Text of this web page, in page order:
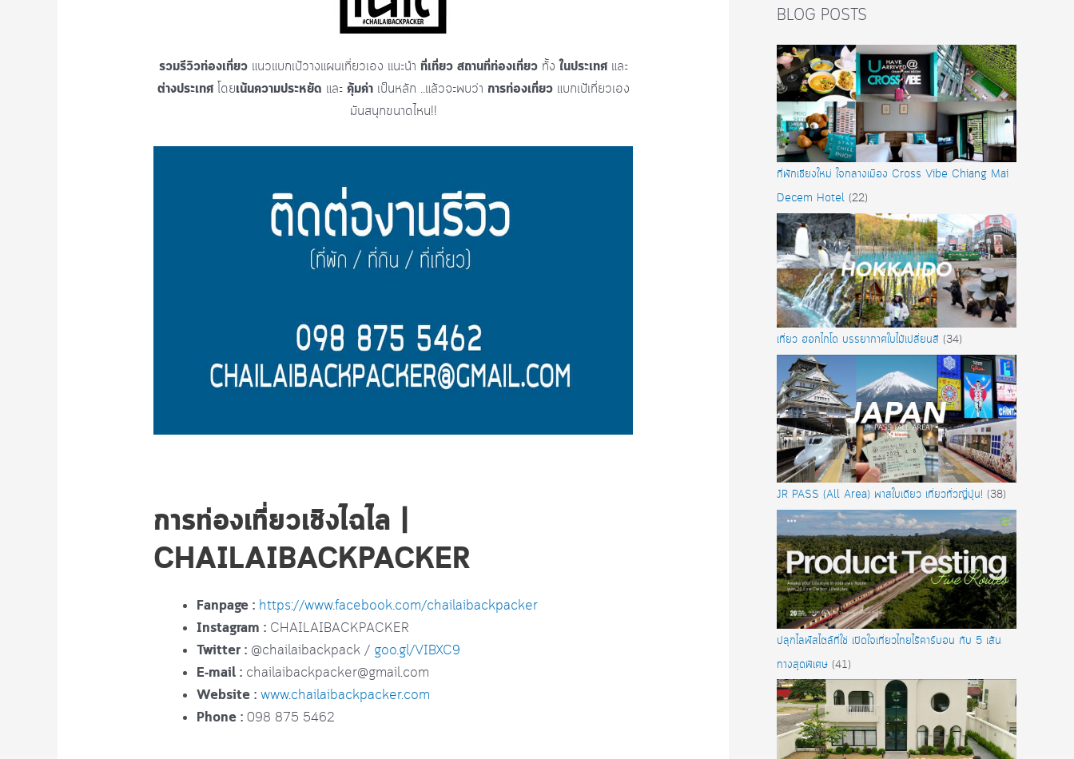
รวมรีวิวท่องเที่ยวแนวแบกเป้วางแผนเที่ยวเอง แนะนำ ที่เที่ยว สถานที่ท่องเที่ยวทั้งในประเทศและ
ต่างประเทศโดยเน้นความประหยัด และ คุ้มค่าเป็นหลัก ..แล้วจะพบว่า การท่องเที่ยวแบกเป้เที่ยวเอง
มันสนุกขนาดไหน!!
การท่องเที่ยวเชิงไฉไล |
CHAILAIBACKPACKER
Fanpage : https://www.facebook.com/chailaibackpacker
Instagram : CHAILAIBACKPACKER
Twitter : @chailaibackpack / goo.gl/VIBXC9
E-mail : chailaibackpacker@gmail.com
Website : www.chailaibackpacker.com
Phone : 098 875 5462
BLOG POSTS
ที่พักเชียงใหม่ ใจกลางเมือง Cross Vibe Chiang Mai
Decem Hotel (22)
เที่ยว ฮอกไกโด บรรยากาศใบไม้เปลี่ยนสี (34)
JR PASS (All Area) พาสใบเดียว เที่ยวทั่วญี่ปุ่น! (38)
ปลุกไลฟ์สไตล์ที่ใช่ เปิดใจเที่ยวไทยไร้คาร์บอน กับ 5 เส้น
ทางสุดพิเศษ (41)